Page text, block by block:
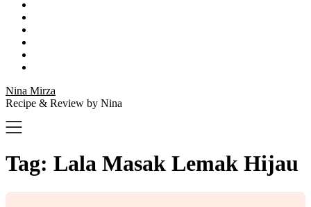
Nina Mirza
Recipe & Review by Nina
Tag: Lala Masak Lemak Hijau